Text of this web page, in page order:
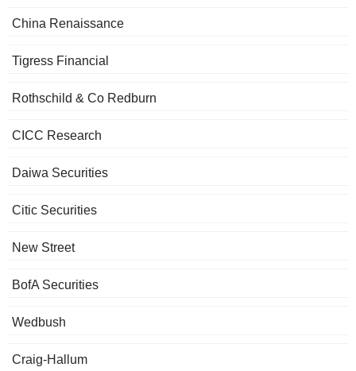
China Renaissance
Tigress Financial
Rothschild & Co Redburn
CICC Research
Daiwa Securities
Citic Securities
New Street
BofA Securities
Wedbush
Craig-Hallum